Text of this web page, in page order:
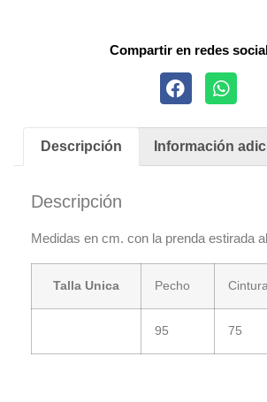
Compartir en redes
Descripción Información
Descripción
Medidas en cm. con la prenda estirada
Talla Unica Pecho Cintura
95 75